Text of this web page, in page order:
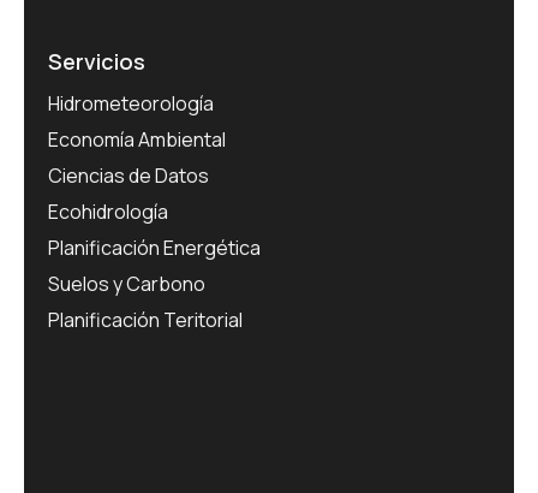
Servicios
Hidrometeorología
Economía Ambiental
Ciencias de Datos
Ecohidrología
Planificación Energética
Suelos y Carbono
Planificación Teritorial